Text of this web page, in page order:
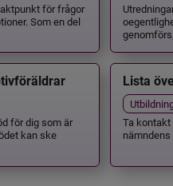
för frågor
Som en del
för dig som är
kan ske
Lista
Ta